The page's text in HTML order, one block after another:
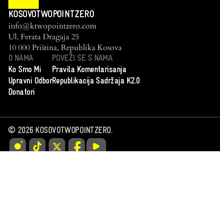
KOSOVOTWOPOINTZERO
info@ktwopointzero.com
Ul. Ferata Dragaja 25
10 000 Priština, Republika Kosova
O NAMA
Ko Smo Mi
Upravni Odbor
Donatori
POVEŽI SE S NAMA
Pravila Komentarisanja
Republikacija Sadržaja K2.0
© 2026KOSOVOTWOPOINTZERO.